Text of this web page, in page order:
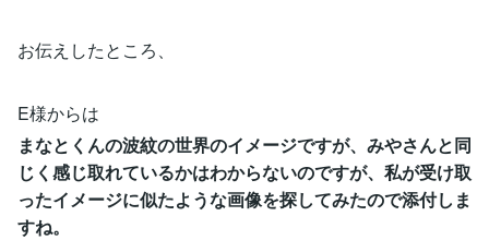
お伝えしたところ、
E様からは
まなとくんの波紋の世界のイメージですが、みやさんと同
じく感じ取れているかはわからないのですが、私が受け取
ったイメージに似たような画像を探してみたので添付しま
すね。